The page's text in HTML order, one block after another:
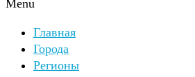
Menu
Главная
Города
Регионы